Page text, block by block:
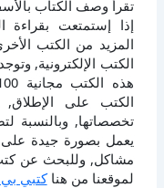
تقرأ وصف الكتاب
إذا إستمتعت بقراءة
المزيد من الكتب
الكتب الإلكترونية,
الكتب على الإطلاق,
يعمل بصورة جيدة على
مشاكل, وللبحث عن
لموقعنا من هناكتبي